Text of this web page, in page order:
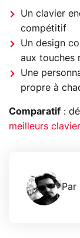
Un clavier
compétitif
Un design
aux touches
Une
propre à
Comparatif :
meilleurs
Par